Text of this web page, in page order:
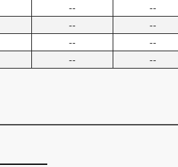
--
--
--
--
--
--
--
--